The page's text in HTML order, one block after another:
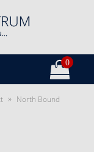
0
» North Bound